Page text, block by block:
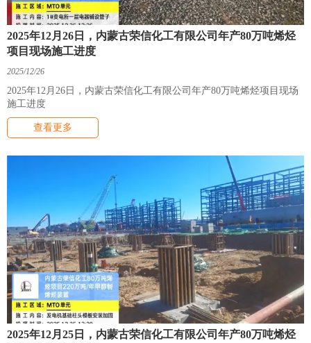
2025年12月26日，内蒙古荣信化工有限公司年产80万吨烯烃
项目现场施工进度
2025/12/26
2025年12月26日，内蒙古荣信化工有限公司年产80万吨烯烃项目现场
施工进度
查看更多
2025年12月25日，内蒙古荣信化工有限公司年产80万吨烯烃